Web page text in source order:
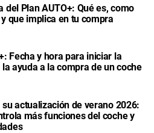
del Plan AUTO+: Qué es, como
que implica en tu compra
Fecha y hora para iniciar la
ayuda a la compra de un coche
su actualización de verano 2026:
más funciones del coche y